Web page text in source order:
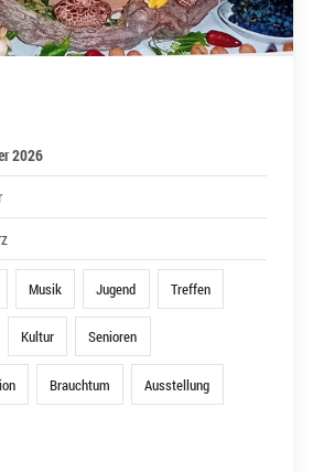
2026
Musik Jugend Treffen
Kultur Senioren
Brauchtum Ausstellung